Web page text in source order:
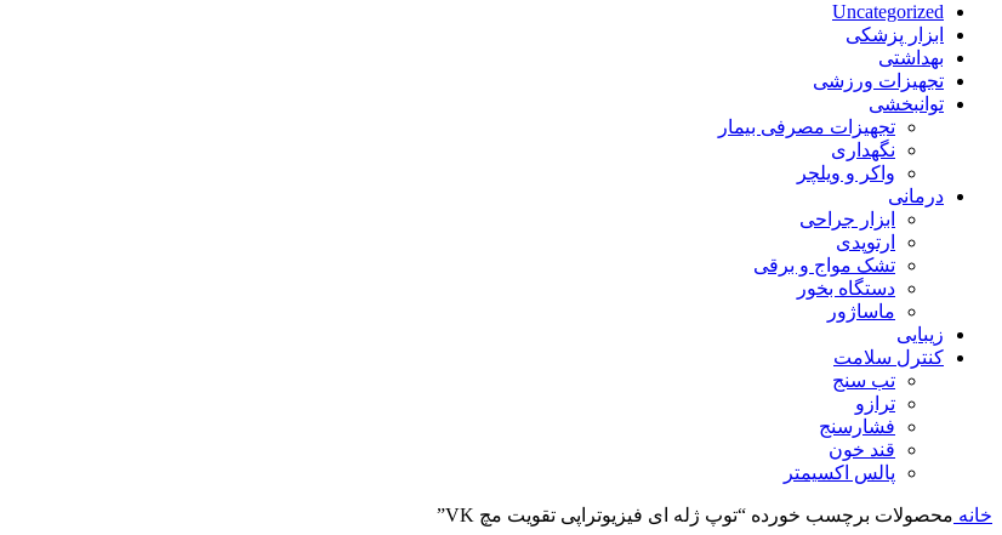
Uncategorized
ابزار پزشکی
بهداشتی
تجهیزات ورزشی
توانبخشی
تجهیزات مصرفی بیمار
نگهداری
واکر و ویلچر
درمانی
ابزار جراحی
ارتوپدی
تشک مواج و برقی
دستگاه بخور
ماساژور
زیبایی
کنترل سلامت
تب سنج
ترازو
فشارسنج
قند خون
پالس اکسیمتر
خانه محصولات برچسب خورده “توپ ژله ای فیزیوتراپی تقویت مچ VK”